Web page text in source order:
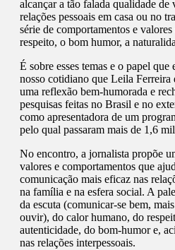
alcançar a tão falada qualidade de
relações pessoais em casa ou no
série de comportamentos e
respeito, o bom humor, a
É sobre esses temas e o papel que
nosso cotidiano que Leila Ferreira
uma reflexão bem-humorada e
pesquisas feitas no Brasil e no
como apresentadora de um
pelo qual passaram mais de 1,6
No encontro, a jornalista propõe
valores e comportamentos que
comunicação mais eficaz nas
na família e na esfera social. A
da escuta (comunicar-se bem,
ouvir), do calor humano, do
autenticidade, do bom-humor e,
nas relações interpessoais.